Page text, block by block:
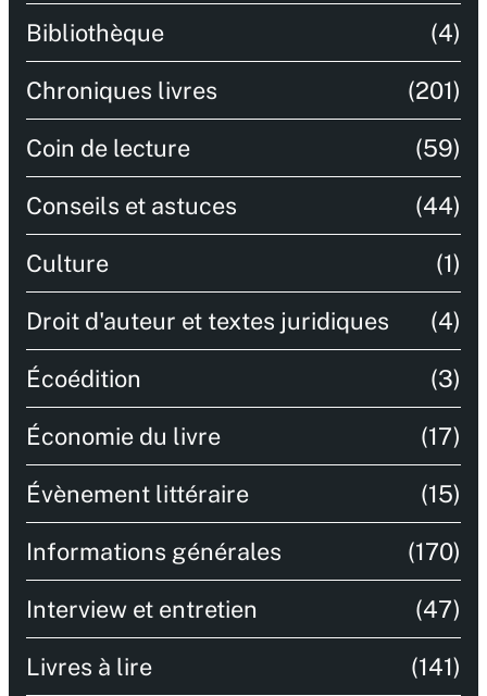
Bibliothèque (4)
Chroniques livres (201)
Coin de lecture (59)
Conseils et astuces (44)
Culture (1)
Droit d'auteur et textes juridiques (4)
Écoédition (3)
Économie du livre (17)
Évènement littéraire (15)
Informations générales (170)
Interview et entretien (47)
Livres à lire (141)